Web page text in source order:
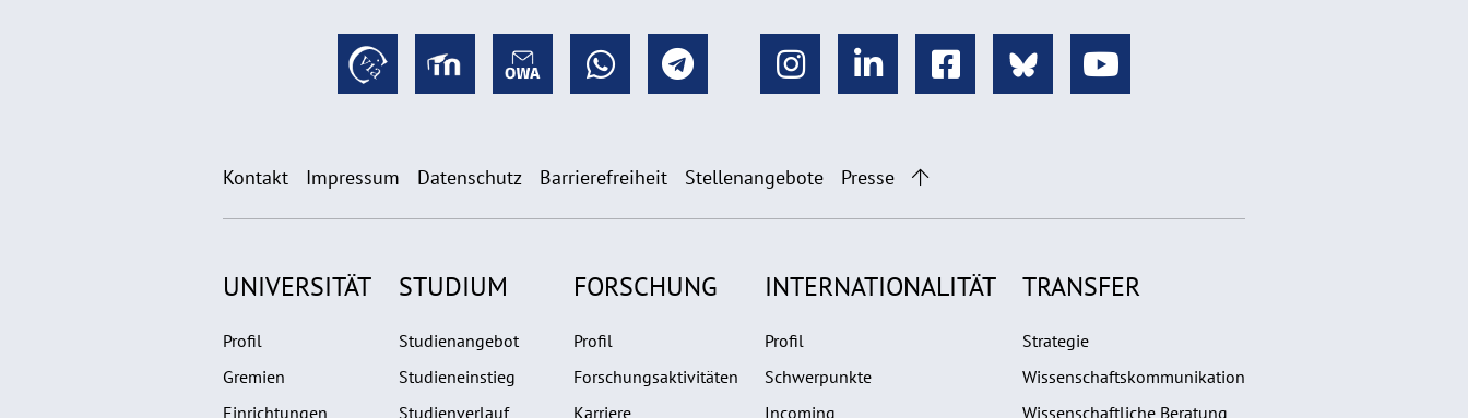
Kontakt Impressum Datenschutz Barrierefreiheit Stellenangebote Presse
UNIVERSITÄT
Profil
Gremien
Einrichtungen
STUDIUM
Studienangebot
Studieneinstieg
Studienverlauf
FORSCHUNG
Profil
Forschungsaktivitäten
Karriere
INTERNATIONALITÄT
Profil
Schwerpunkte
Incoming
TRANSFER
Strategie
Wissenschaftskommunikation
Wissenschaftliche Beratung